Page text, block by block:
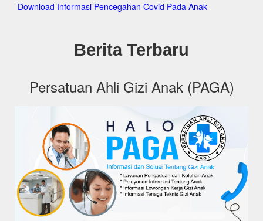
pagakecpulogadung.org
pagakeckepulauanseribuutara.org
pagakeckembangan.org
pagakeckalideres.org
pagakeckebonjeruk.org
pagakecgrogolpetamburan.org
pagakeccengkareng.org
pagakectebet.org
pagakecsetiabudi.org
pagakecpesanggrahan.org
pagakecpasarminggu.org
pagakecpancoran.org
pagakecmampangprapatan.org
Download Informasi Pencegahan Covid Pada Anak
Berita Terbaru
Persatuan Ahli Gizi Anak (PAGA)